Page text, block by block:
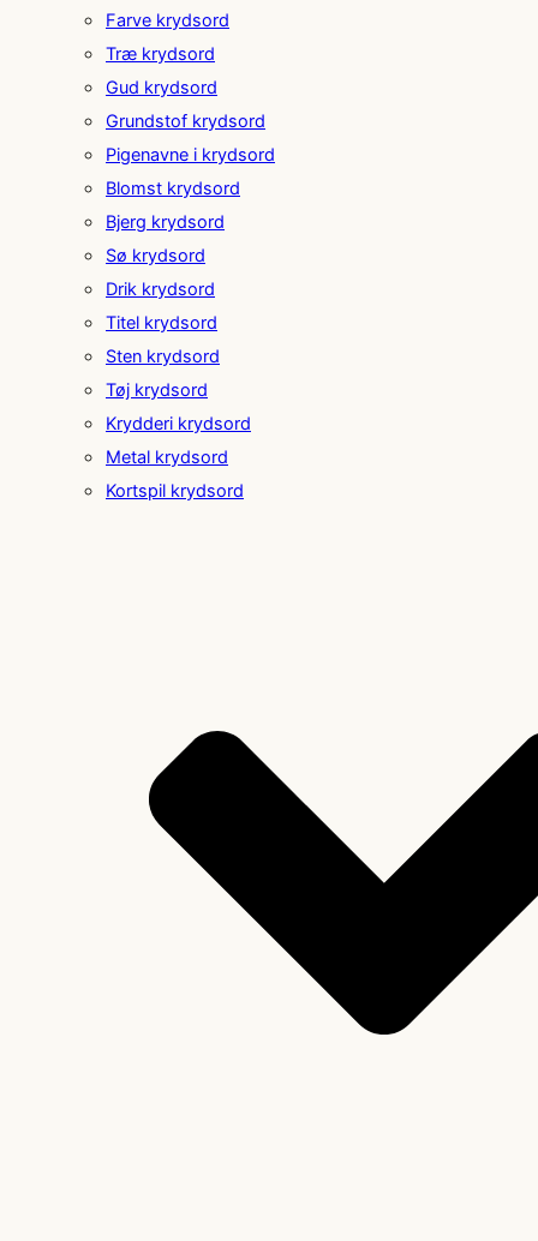
Farve krydsord
Træ krydsord
Gud krydsord
Grundstof krydsord
Pigenavne i krydsord
Blomst krydsord
Bjerg krydsord
Sø krydsord
Drik krydsord
Titel krydsord
Sten krydsord
Tøj krydsord
Krydderi krydsord
Metal krydsord
Kortspil krydsord